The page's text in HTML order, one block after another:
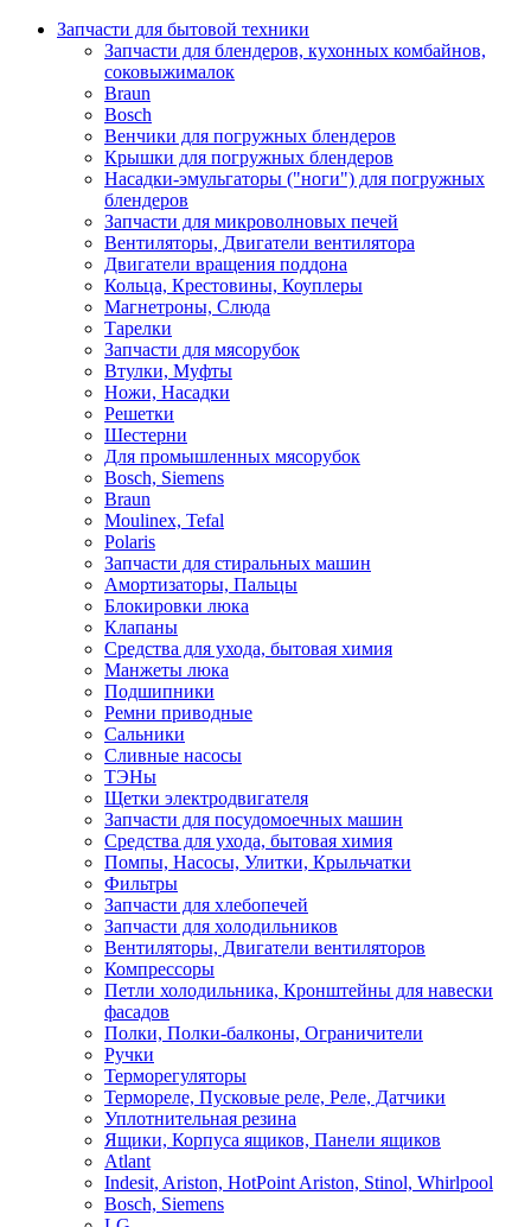
Запчасти для бытовой техники
Запчасти для блендеров, кухонных комбайнов,
соковыжималок
Braun
Bosch
Венчики для погружных блендеров
Крышки для погружных блендеров
Насадки-эмульгаторы ("ноги") для погружных
блендеров
Запчасти для микроволновых печей
Вентиляторы, Двигатели вентилятора
Двигатели вращения поддона
Кольца, Крестовины, Коуплеры
Магнетроны, Слюда
Тарелки
Запчасти для мясорубок
Втулки, Муфты
Ножи, Насадки
Решетки
Шестерни
Для промышленных мясорубок
Bosch, Siemens
Braun
Moulinex, Tefal
Polaris
Запчасти для стиральных машин
Амортизаторы, Пальцы
Блокировки люка
Клапаны
Средства для ухода, бытовая химия
Манжеты люка
Подшипники
Ремни приводные
Сальники
Сливные насосы
ТЭНы
Щетки электродвигателя
Запчасти для посудомоечных машин
Средства для ухода, бытовая химия
Помпы, Насосы, Улитки, Крыльчатки
Фильтры
Запчасти для хлебопечей
Запчасти для холодильников
Вентиляторы, Двигатели вентиляторов
Компрессоры
Петли холодильника, Кронштейны для навески
фасадов
Полки, Полки-балконы, Ограничители
Ручки
Терморегуляторы
Термореле, Пусковые реле, Реле, Датчики
Уплотнительная резина
Ящики, Корпуса ящиков, Панели ящиков
Atlant
Indesit, Ariston, HotPoint Ariston, Stinol, Whirlpool
Bosch, Siemens